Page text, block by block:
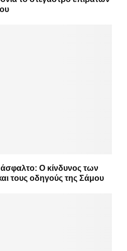
Ο κίνδυνος των
τους οδηγούς της Σάμου